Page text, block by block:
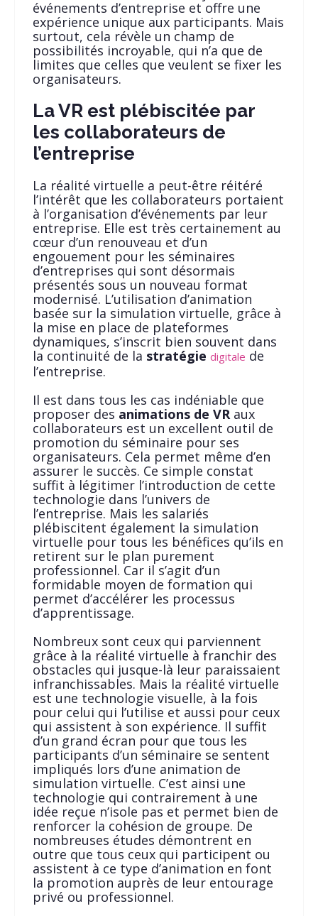
événements d’entreprise et offre une
expérience unique aux participants. Mais
surtout, cela révèle un champ de
possibilités incroyable, qui n’a que de
limites que celles que veulent se fixer les
organisateurs.
La VR est plébiscitée par
les collaborateurs de
l’entreprise
La réalité virtuelle a peut-être réitéré
l’intérêt que les collaborateurs portaient
à l’organisation d’événements par leur
entreprise. Elle est très certainement au
cœur d’un renouveau et d’un
engouement pour les séminaires
d’entreprises qui sont désormais
présentés sous un nouveau format
modernisé. L’utilisation d’animation
basée sur la simulation virtuelle, grâce à
la mise en place de plateformes
dynamiques, s’inscrit bien souvent dans
la continuité de la stratégie digitale de
l’entreprise.
Il est dans tous les cas indéniable que
proposer des animations de VR aux
collaborateurs est un excellent outil de
promotion du séminaire pour ses
organisateurs. Cela permet même d’en
assurer le succès. Ce simple constat
suffit à légitimer l’introduction de cette
technologie dans l’univers de
l’entreprise. Mais les salariés
plébiscitent également la simulation
virtuelle pour tous les bénéfices qu’ils en
retirent sur le plan purement
professionnel. Car il s’agit d’un
formidable moyen de formation qui
permet d’accélérer les processus
d’apprentissage.
Nombreux sont ceux qui parviennent
grâce à la réalité virtuelle à franchir des
obstacles qui jusque-là leur paraissaient
infranchissables. Mais la réalité virtuelle
est une technologie visuelle, à la fois
pour celui qui l’utilise et aussi pour ceux
qui assistent à son expérience. Il suffit
d’un grand écran pour que tous les
participants d’un séminaire se sentent
impliqués lors d’une animation de
simulation virtuelle. C’est ainsi une
technologie qui contrairement à une
idée reçue n’isole pas et permet bien de
renforcer la cohésion de groupe. De
nombreuses études démontrent en
outre que tous ceux qui participent ou
assistent à ce type d’animation en font
la promotion auprès de leur entourage
privé ou professionnel.